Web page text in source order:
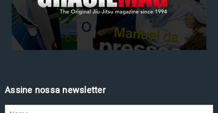
Assine nossa newsletter